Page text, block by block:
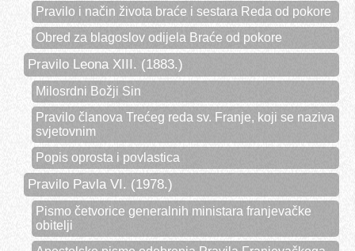
Pravilo i način života braće i sestara Reda od pokore
Obred za blagoslov odijela Braće od pokore
Pravilo Leona XIII. (1883.)
Milosrdni Božji Sin
Pravilo članova Trećeg reda sv. Franje, koji se naziva
svjetovnim
Popis oprosta i povlastica
Pravilo Pavla VI. (1978.)
Pismo četvorice generalnih ministara franjevačke
obitelji